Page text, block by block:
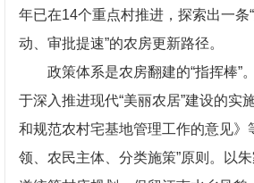
年已在14个重点村推进，探索出一条
动、审批提速”的农房更新路径。
政策体系是农房翻建的“指挥棒”
于深入推进现代“美丽农居”建设的实
和规范农村宅基地管理工作的意见》
领、农民主体、分类施策”原则。以